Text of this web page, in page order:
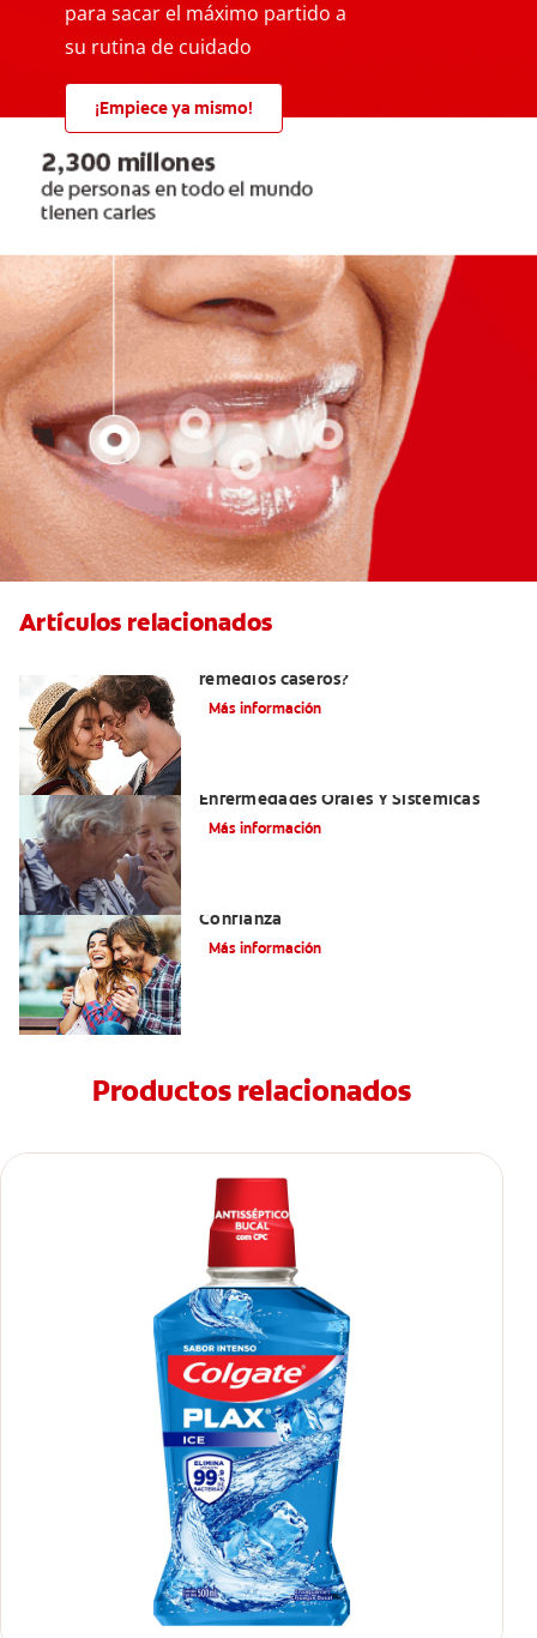
para sacar el máximo partido a
su rutina de cuidado
¡Empiece ya mismo!
Artículos relacionados
remedios caseros?
Más información
Enfermedades Orales Y Sistémicas
Más información
Confianza
Más información
Productos relacionados